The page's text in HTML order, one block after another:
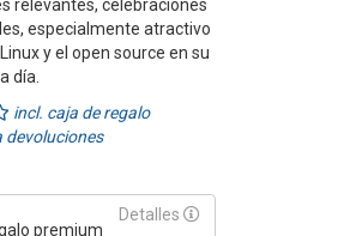
relevantes, celebraciones
especialmente atractivo
y el open source en su
día.
incl. caja de regalo
devoluciones
premium
Detalles